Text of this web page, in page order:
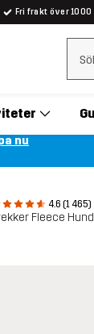
Fri frakt över 1000
nu
4.6 (1 465)
Fleece Hund